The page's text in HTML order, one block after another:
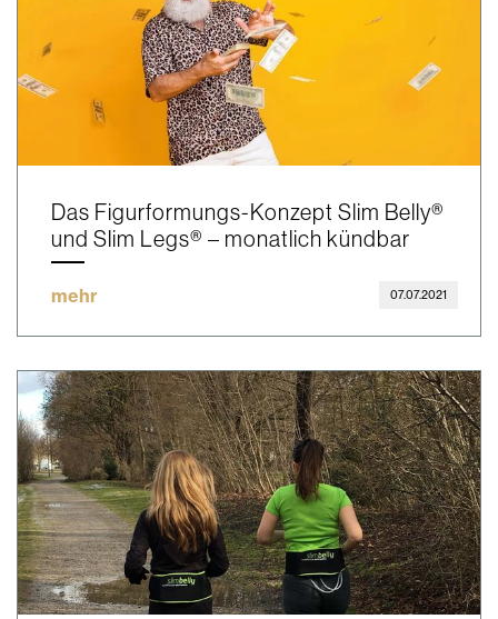
Das Figurformungs-Konzept Slim Belly®
und Slim Legs® – monatlich kündbar
mehr 07.07.2021